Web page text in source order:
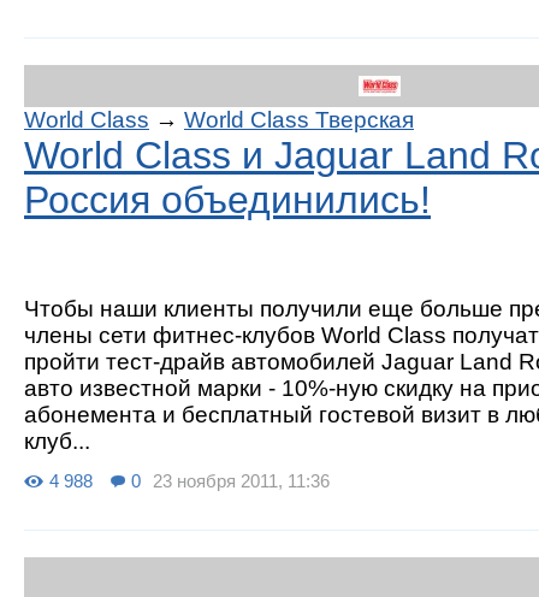
World Class → World Class Тверская
World Class и Jaguar Land
Россия объединились!
Чтобы наши клиенты получили еще больше
члены сети фитнес-клубов World Class
пройти тест-драйв автомобилей Jaguar Land
авто известной марки - 10%-ную скидку на
абонемента и бесплатный гостевой визит в
клуб...
4 988 0 23 ноября 2011, 11:36